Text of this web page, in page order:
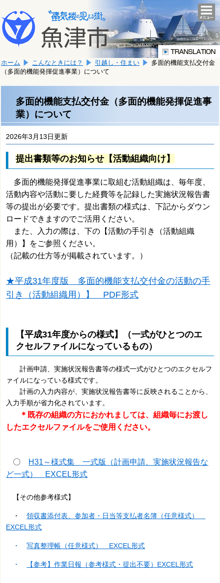
文
へ
移
ま
す。
こ
か
文
で
す。
ホーム こんなときには？ 引越し・住まい
多面的機能支払交付金
（多面的機能発揮促進事業）について
多面的機能支払交付金（多面的機能発揮促進事
業）について
2026年3月13日更新
提出書類等のお知らせ【活動組織向け】
多面的機能発揮促進事業に取組む活動組織は、毎年度、
活動内容や活動に要した経費等を記録した実施状況報告書
等の提出が必要です。提出書類の様式は、下記からダウン
ロードできますのでご活用ください。
また、入力の際は、下の【活動の手引き（活動組織
用）】をご参照ください。
（記載の仕方等が掲載されています。）
★平成31年度版 多面的機能支払交付金の活動の手
引き（活動組織用）】 PDF形式
【平成31年度からの様式】（一式がひとつのエ
クセルファイルになっているもの）
計画申請、実施状況報告書等の様式一式がひとつのエクセルフ
ァイルになっている様式です。
計画の入力内容が、実施状況報告書等に反映されることから、
入力手順が省力化されています。
＊既存の組織の方におかれましては、組織毎にお渡し
したエクセルファイルをご使用ください。
〇
H31～様式集 一式版（計画申請、実施状況報告な
ど一式） EXCEL形式
【その他参考様式】
・領収書添付表、参加者・日当等支払者名簿（任意様式）
EXCEL形式
・ 写真整理帳（任意様式） EXCEL形式
・ 【参考】作業日報（参考様式・提出不要）EXCEL形式